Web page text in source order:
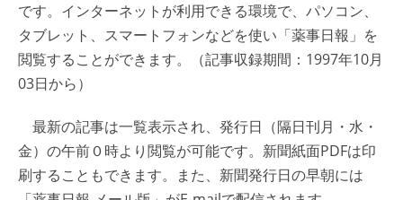
です。インターネットが利用できる環境で、パソコン、
タブレット、スマートフォンなどを使い「薬事日報」を
閲覧することができます。（記事収録期間：1997年10月
03日から）
最新の記事は一覧表示され、発行日（隔日刊月・水・
金）の午前０時より閲覧が可能です。新聞紙面PDFは印
刷することもできます。また、新聞発行日の早朝には